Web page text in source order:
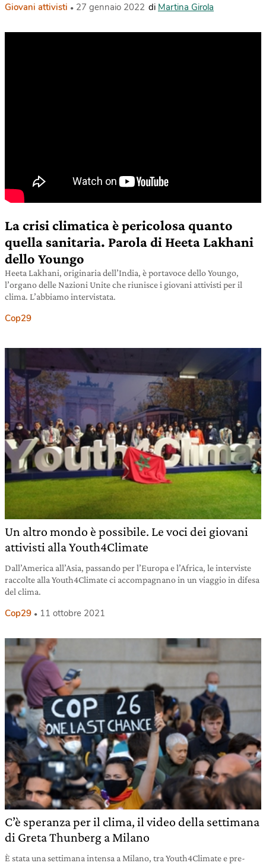
Giovani attivisti 27 gennaio 2022 di Martina Girola
La crisi climatica è pericolosa quanto
quella sanitaria. Parola di Heeta Lakhani
dello Youngo
Heeta Lakhani, originaria dell’India, è portavoce dello Youngo,
l’organo delle Nazioni Unite che riunisce i giovani attivisti per il
clima. L’abbiamo intervistata.
Cop29
Un altro mondo è possibile. Le voci dei giovani
attivisti alla Youth4Climate
Dall’America all’Asia, passando per l’Europa e l’Africa, le interviste
raccolte alla Youth4Climate ci accompagnano in un viaggio in difesa
del clima.
Cop29 11 ottobre 2021
C’è speranza per il clima, il video della settimana
di Greta Thunberg a Milano
È stata una settimana intensa a Milano, tra Youth4Climate e pre-